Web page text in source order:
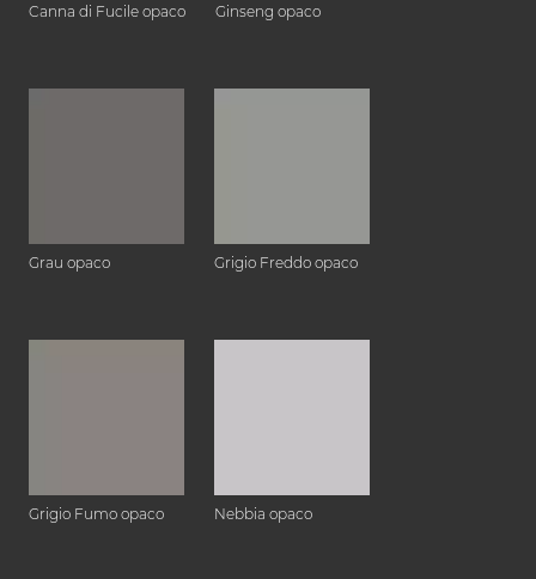
Canna di Fucile opaco Ginseng opaco
Grau opaco Grigio Freddo opaco
Grigio Fumo opaco Nebbia opaco